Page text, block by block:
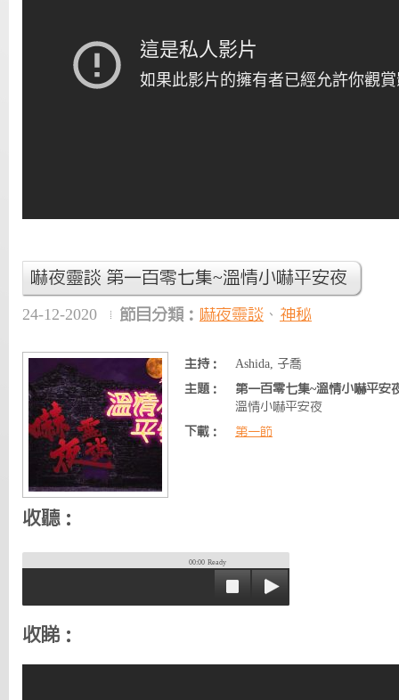
嚇夜靈談 第一百零七集~溫情小嚇平安夜
24-12-2020 節目分類： 嚇夜靈談 、 神秘
主持：
Ashida, 子喬
主題：
第一百零七集~溫情小嚇平安
溫情小嚇平安夜
下載：
第一節
收聽：
00:00 Ready
收睇：